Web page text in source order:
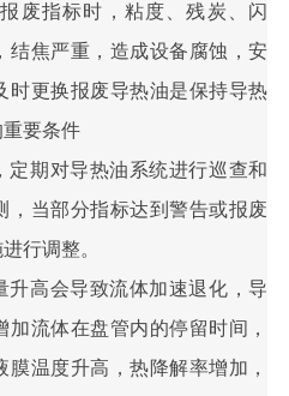
废指标时，粘度、残炭、闪
结焦严重，造成设备腐蚀，安
时更换报废导热油是保持导热
要条件
定期对导热油系统进行巡查和
，当部分指标达到警告或报废
行调整。
升高会导致流体加速退化，导
流体在盘管内的停留时间，
温度升高，热降解率增加，